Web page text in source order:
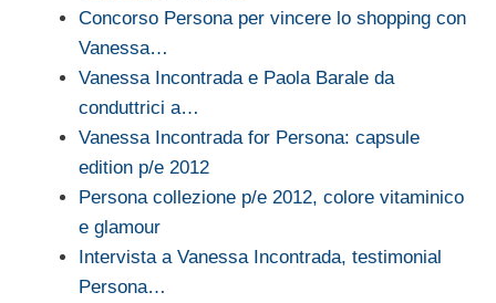
Concorso Persona per vincere lo shopping con
Vanessa…
Vanessa Incontrada e Paola Barale da
conduttrici a…
Vanessa Incontrada for Persona: capsule
edition p/e 2012
Persona collezione p/e 2012, colore vitaminico
e glamour
Intervista a Vanessa Incontrada, testimonial
Persona…